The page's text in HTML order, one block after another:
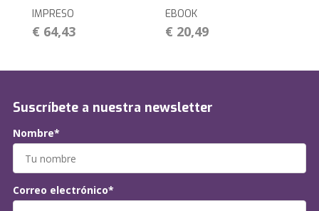
IMPRESO
€ 64,43
EBOOK
€ 20,49
Suscríbete a nuestra newsletter
Nombre*
Correo electrónico*